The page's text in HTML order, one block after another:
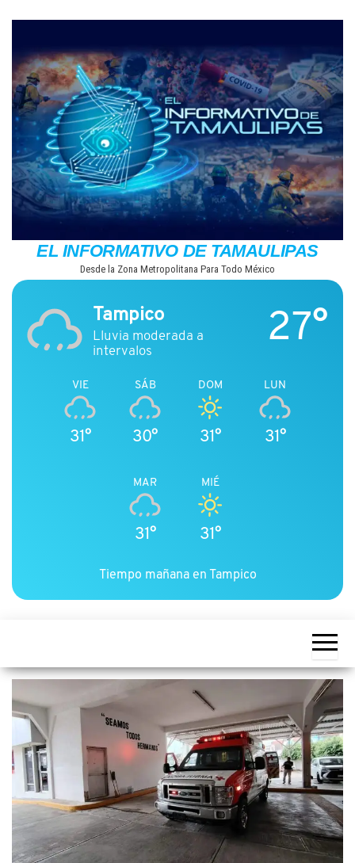
contenido
EL INFORMATIVO DE TAMAULIPAS
Desde la Zona Metropolitana Para Todo México
Tampico
Lluvia moderada a
intervalos
27°
VIE
31°
SÁB
30°
DOM
31°
LUN
31°
MAR
31°
MIÉ
31°
Tiempo mañana en Tampico